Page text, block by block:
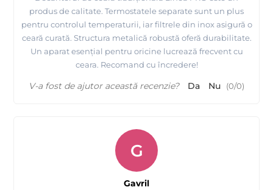
produs de calitate. Termostatele separate sunt un plus
pentru controlul temperaturii, iar filtrele din inox asigură o
ceară curată. Structura metalică robustă oferă durabilitate.
Un aparat esențial pentru oricine lucrează frecvent cu
ceara. Recomand cu încredere!
V-a fost de ajutor această recenzie? Da Nu (0/0)
G
Gavril